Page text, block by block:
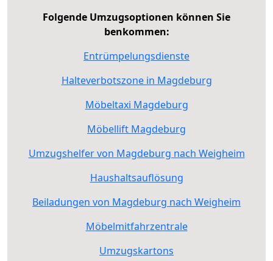
Folgende Umzugsoptionen können Sie
benkommen:
Entrümpelungsdienste
Halteverbotszone in Magdeburg
Möbeltaxi Magdeburg
Möbellift Magdeburg
Umzugshelfer von Magdeburg nach Weigheim
Haushaltsauflösung
Beiladungen von Magdeburg nach Weigheim
Möbelmitfahrzentrale
Umzugskartons